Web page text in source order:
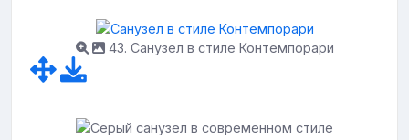
43. Санузел в стиле Контемпорари